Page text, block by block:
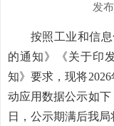
发
按照工业和信
的通知》《关于印
知》要求，现将
动应用数据公示如下
日，公示期满后我局